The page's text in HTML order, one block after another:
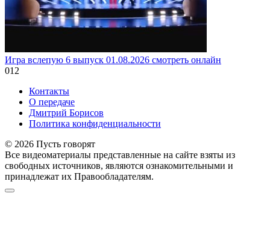
Игра вслепую 6 выпуск 01.08.2026 смотреть онлайн
012
Контакты
О передаче
Дмитрий Борисов
Политика конфиденциальности
© 2026 Пусть говорят
Все видеоматериалы представленные на сайте взяты из
свободных источников, являются ознакомительными и
принадлежат их Правообладателям.